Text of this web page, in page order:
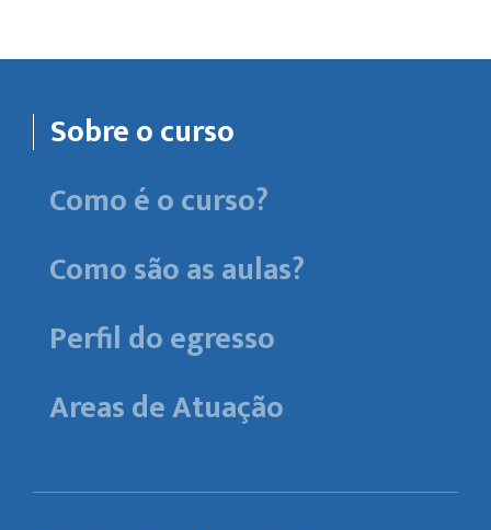
Sobre o curso
Como é o curso?
Como são as aulas?
Perfil do egresso
Areas de Atuação